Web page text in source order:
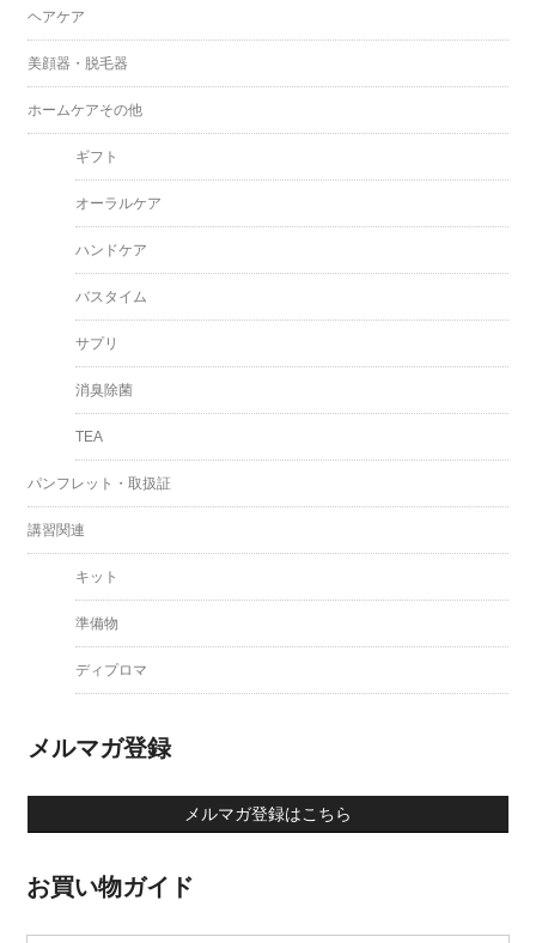
ヘアケア
美顔器・脱毛器
ホームケアその他
ギフト
オーラルケア
ハンドケア
バスタイム
サプリ
消臭除菌
TEA
パンフレット・取扱証
講習関連
キット
準備物
ディプロマ
メルマガ登録
メルマガ登録はこちら
お買い物ガイド